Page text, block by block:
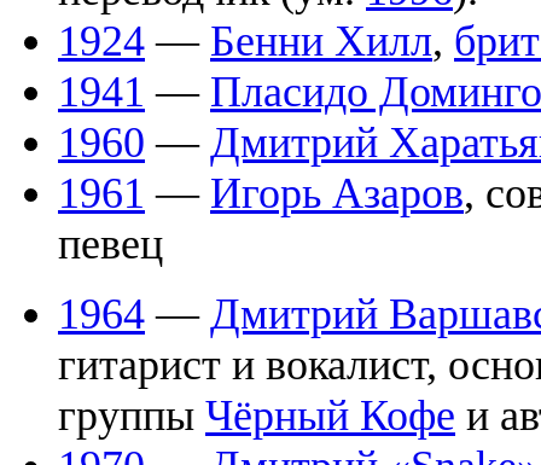
1924 — Бенни Хилл,
1941 — Пласидо Доминго
1960 — Дмитрий
1961 — Игорь Азаров,
певец
1964 — Дмитрий
гитарист и вокалист,
группы Чёрный Кофе и